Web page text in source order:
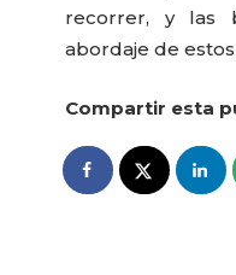
recorrer, y las
abordaje de
Compartir esta